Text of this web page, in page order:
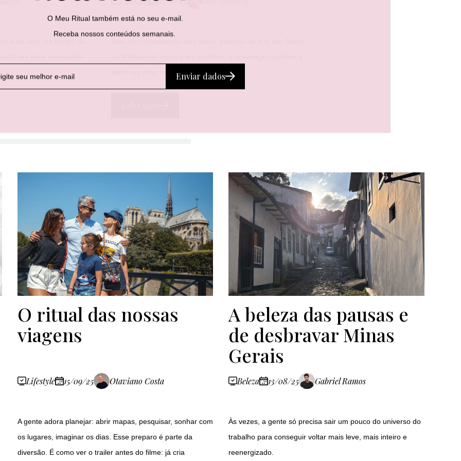
vez mais necessário
cada vez mais notada.
O ritual das nossas
viagens
Lifestyle 15/09/25 Otaviano Costa
A gente adora planejar: abrir mapas, pesquisar, sonhar com
os lugares, imaginar os dias. Esse preparo é parte da
diversão. É como ver o trailer antes do filme: já cria
A beleza das pausas e
de desbravar Minas
Gerais
Beleza 13/08/25 Gabriel Ramos
Às vezes, a gente só precisa sair um pouco do universo do
trabalho para conseguir voltar mais leve, mais inteiro e
reenergizado.
O Meu Ritual também está no seu e-mail.
Receba nossos conteúdos semanais.
Enviar dados